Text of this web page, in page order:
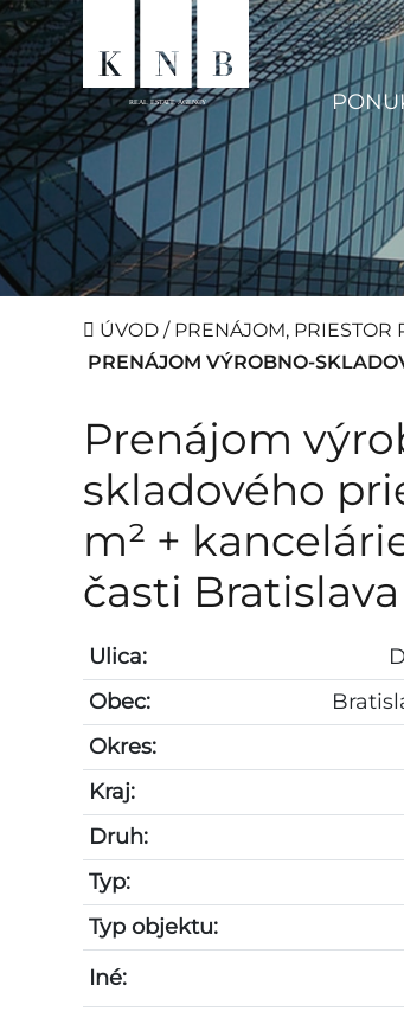
ÚVOD / PRENÁJOM, PRIESTOR
PRENÁJOM VÝROBNO-
Prenájom
skladového
m² +
časti
Ulica:
Obec:
Okres:
Kraj:
Druh:
Typ:
Typ objektu:
Iné: